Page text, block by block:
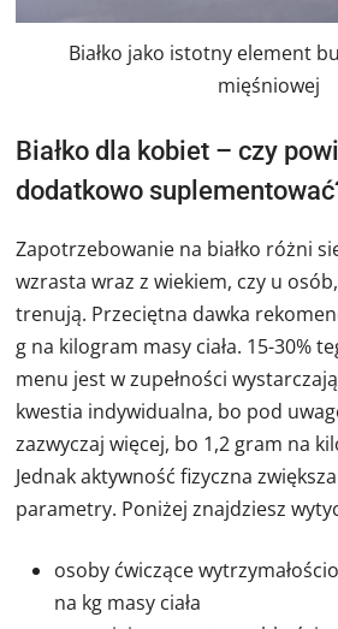
Białko jako istotny element
mięśniowej
Białko dla kobiet – czy
dodatkowo
Zapotrzebowanie na białko różni
wzrasta wraz z wiekiem, czy u
trenują. Przeciętna dawka
g na kilogram masy ciała. 15-30%
menu jest w zupełności
kwestia indywidualna, bo pod
zazwyczaj więcej, bo 1,2 gram na
Jednak aktywność fizyczna
parametry. Poniżej znajdziesz
osoby ćwiczące
na kg masy ciała